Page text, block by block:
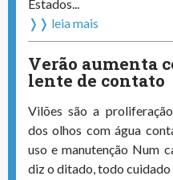
Estados...
❭❭ leia mais
Verão aumenta
lente de contato
Vilões são a
dos olhos com água
uso e manutenção Num
diz o ditado, todo cuidado